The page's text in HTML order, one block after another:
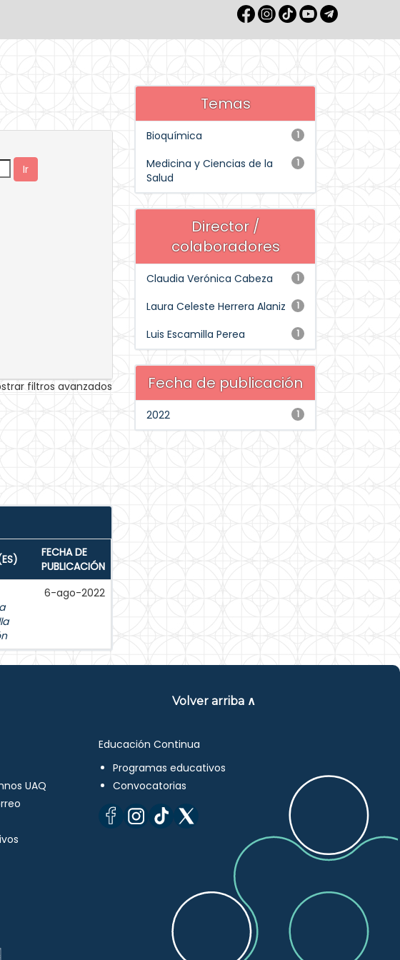
filtros avanzados
FECHA DE
PUBLICACIÓN
6-ago-2022
Temas
1
Bioquímica
1
Medicina y Ciencias de la
Salud
Director /
colaboradores
1
Claudia Verónica Cabeza
1
Laura Celeste Herrera Alaniz
1
Luis Escamilla Perea
Fecha de publicación
1
2022
Volver arriba ∧
UAQ
Educación Continua
Programas educativos
Convocatorias